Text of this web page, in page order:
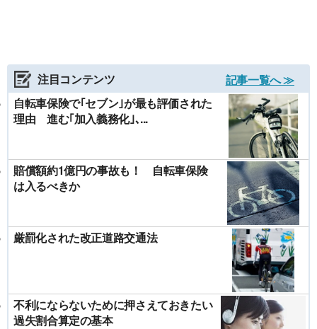
注目コンテンツ
記事一覧へ ≫
自転車保険で｢セブン｣が最も評価された
理由 進む｢加入義務化｣､...
賠償額約1億円の事故も！ 自転車保険
は入るべきか
厳罰化された改正道路交通法
不利にならないために押さえておきたい
過失割合算定の基本